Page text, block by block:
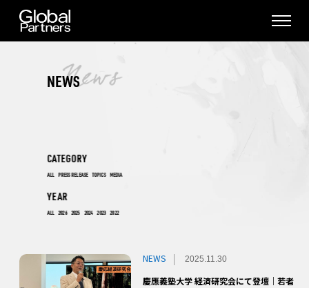
NEWS
CATEGORY
ALL PRESS RELEASE TOPICS MEDIA
YEAR
ALL 2026 2025 2024 2023 2022
NEWS 2025.11.30
慶應義塾大学 経済研究会にて登壇｜若者